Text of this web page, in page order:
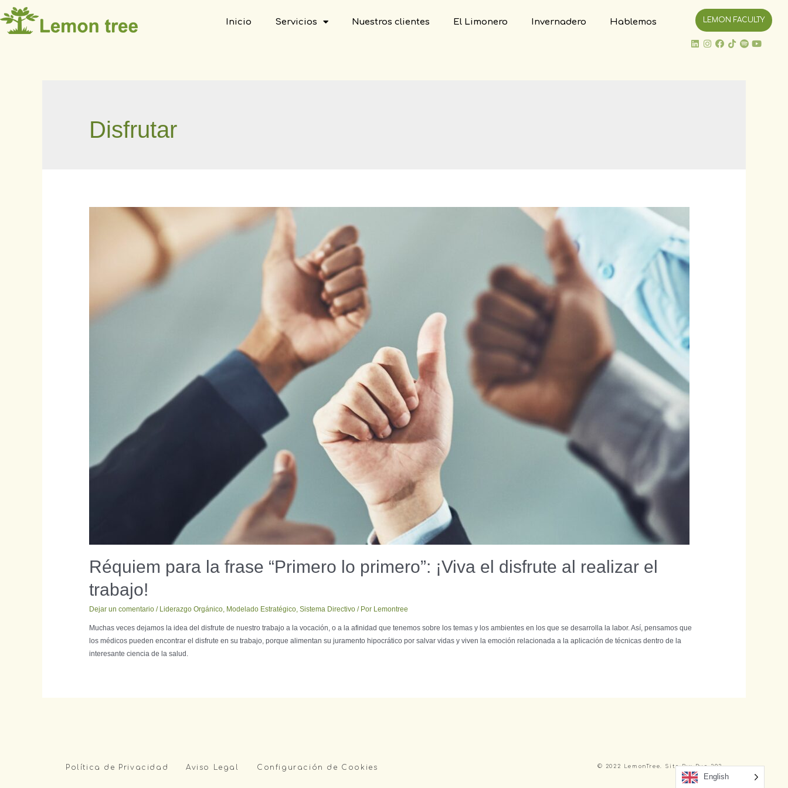
Inicio Servicios Nuestros clientes El Limonero Invernadero Hablemos LEMON FACULTY
Disfrutar
Réquiem para la frase “Primero lo primero”: ¡Viva el disfrute al realizar el
trabajo!
Dejar un comentario / Liderazgo Orgánico, Modelado Estratégico,Sistema Directivo / Por Lemontree
Muchas veces dejamos la idea del disfrute de nuestro trabajo a la vocación, o a la afinidad que tenemos sobre los temas y los ambientes en los que se desarrolla la labor. Así, pensamos que
los médicos pueden encontrar el disfrute en su trabajo, porque alimentan su juramento hipocrático por salvar vidas y viven la emoción relacionada a la aplicación de técnicas dentro de la
interesante ciencia de la salud.
Política de Privacidad Aviso Legal Configuración de Cookies © 2022 LemonTree. Site By: Rue 303
English